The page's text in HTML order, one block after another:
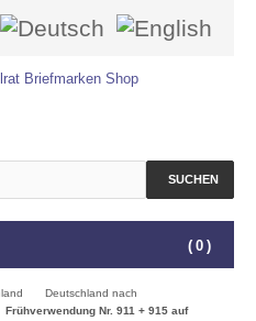
SUCHEN
( 0 )
Deutschland nach
Frühverwendung Nr. 911 + 915 auf